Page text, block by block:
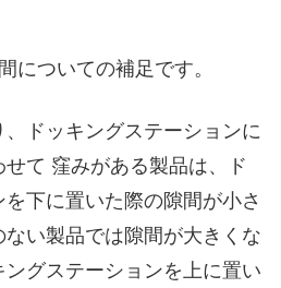
についての補足です。
ドッキングステーションに
て 窪みがある製品は、ド
下に置いた際の隙間が小さ
ない製品では隙間が大きくな
ングステーションを上に置い